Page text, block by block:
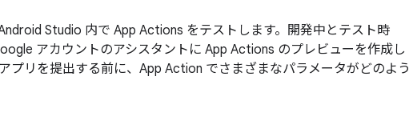
Studio 内で App Actions をテストします。開発中とテスト時
アカウントのアシスタントに App Actions のプレビューを作成し
プリを提出する前に、App Action でさまざまなパラメータがどのよう